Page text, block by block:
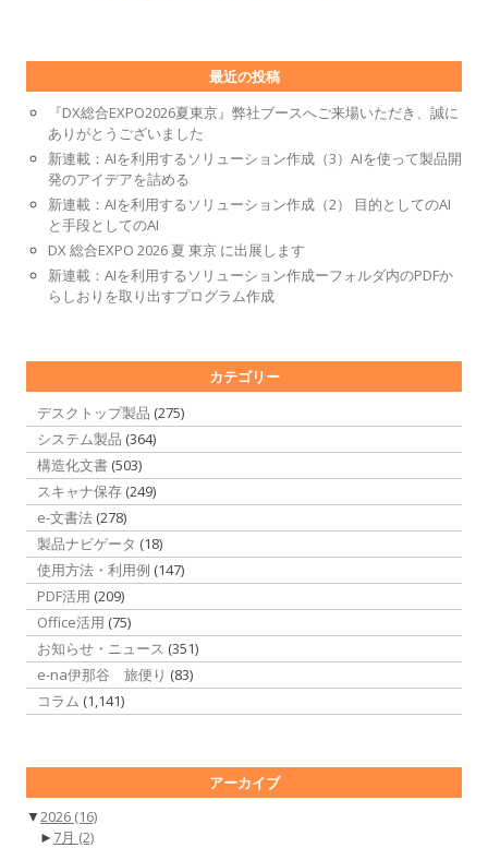
最近の投稿
『DX総合EXPO2026夏東京』弊社ブースへご来場いただき、誠に
ありがとうございました
新連載：AIを利用するソリューション作成（3）AIを使って製品開
発のアイデアを詰める
新連載：AIを利用するソリューション作成（2） 目的としてのAI
と手段としてのAI
DX 総合EXPO 2026 夏 東京 に出展します
新連載：AIを利用するソリューション作成ーフォルダ内のPDFか
らしおりを取り出すプログラム作成
カテゴリー
デスクトップ製品 (275)
システム製品 (364)
構造化文書 (503)
スキャナ保存 (249)
e-文書法 (278)
製品ナビゲータ (18)
使用方法・利用例 (147)
PDF活用 (209)
Office活用 (75)
お知らせ・ニュース (351)
e-na伊那谷 旅便り (83)
コラム (1,141)
アーカイブ
▼2026 (16)
► 7月 (2)